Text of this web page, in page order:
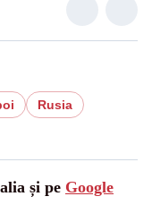
Rusia
și pe Google